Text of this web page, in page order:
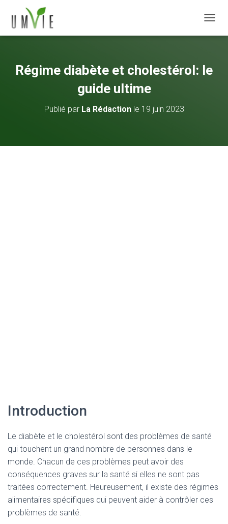
Régime diabète et cholestérol: le
guide ultime
Publié par La Rédactionle 19 juin 2023
Introduction
Le diabète et le cholestérol sont des problèmes de santé
qui touchent un grand nombre de personnes dans le
monde. Chacun de ces problèmes peut avoir des
conséquences graves sur la santé si elles ne sont pas
traitées correctement. Heureusement, il existe des régimes
alimentaires spécifiques qui peuvent aider à contrôler ces
problèmes de santé.